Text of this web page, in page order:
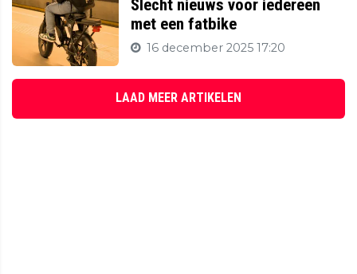
Slecht nieuws voor iedereen
met een fatbike
16 december 2025 17:20
LAAD MEER ARTIKELEN